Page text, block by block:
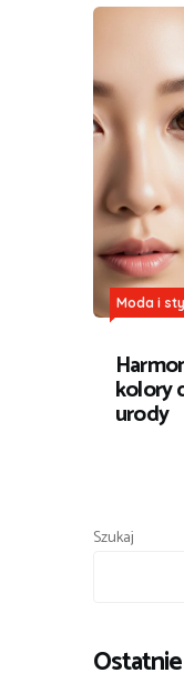
Moda i
kolory
urody
Szukaj